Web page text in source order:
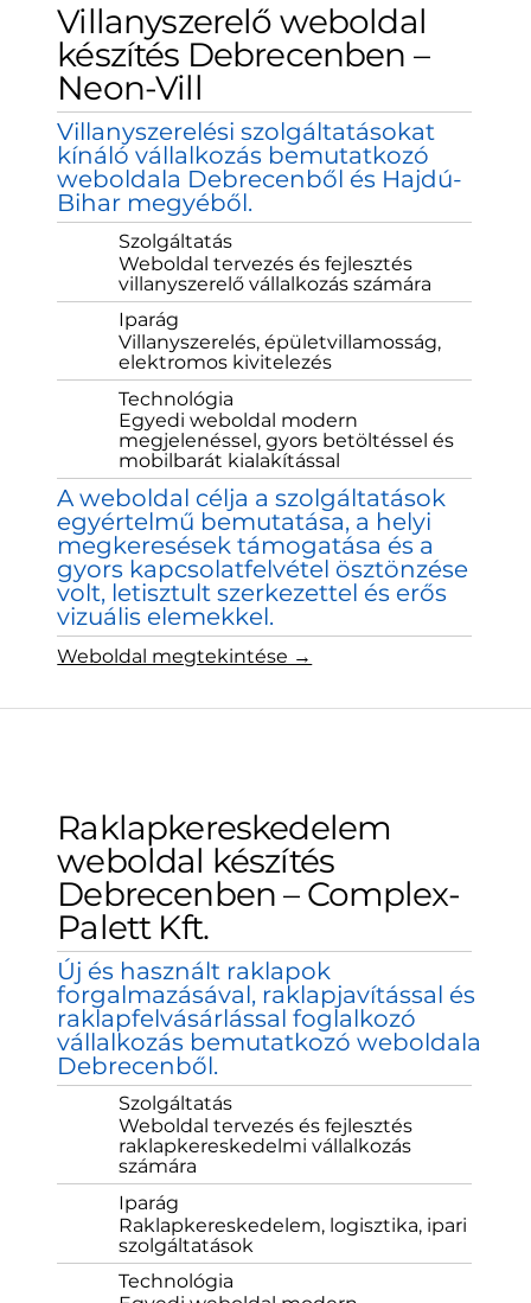
Villanyszerelő weboldal
készítés Debrecenben –
Neon-Vill
Villanyszerelési szolgáltatásokat
kínáló vállalkozás bemutatkozó
weboldala Debrecenből és Hajdú-
Bihar megyéből.
Szolgáltatás
Weboldal tervezés és fejlesztés
villanyszerelő vállalkozás számára
Iparág
Villanyszerelés, épületvillamosság,
elektromos kivitelezés
Technológia
Egyedi weboldal modern
megjelenéssel, gyors betöltéssel és
mobilbarát kialakítással
A weboldal célja a szolgáltatások
egyértelmű bemutatása, a helyi
megkeresések támogatása és a
gyors kapcsolatfelvétel ösztönzése
volt, letisztult szerkezettel és erős
vizuális elemekkel.
Weboldal megtekintése →
Raklapkereskedelem
weboldal készítés
Debrecenben – Complex-
Palett Kft.
Új és használt raklapok
forgalmazásával, raklapjavítással és
raklapfelvásárlással foglalkozó
vállalkozás bemutatkozó weboldala
Debrecenből.
Szolgáltatás
Weboldal tervezés és fejlesztés
raklapkereskedelmi vállalkozás
számára
Iparág
Raklapkereskedelem, logisztika, ipari
szolgáltatások
Technológia